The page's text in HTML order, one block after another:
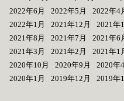
2022年6月
2022年5月 2022年4
2022年1月
2021年12月 2021年
2021年8月
2021年7月 2021年6
2021年3月
2021年2月 2021年1
2020年10月
2020年9月 2020年
2020年1月
2019年12月 2019年